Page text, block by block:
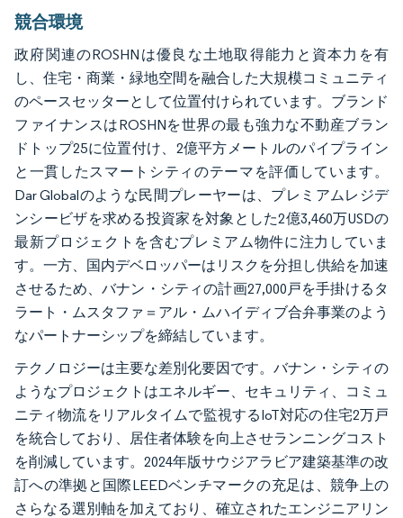
競合環境
政府関連のROSHNは優良な土地取得能力と資本力を有
し、住宅・商業・緑地空間を融合した大規模コミュニティ
のペースセッターとして位置付けられています。ブランド
ファイナンスはROSHNを世界の最も強力な不動産ブラン
ドトップ25に位置付け、2億平方メートルのパイプライン
と一貫したスマートシティのテーマを評価しています。
Dar Globalのような民間プレーヤーは、プレミアムレジデ
ンシービザを求める投資家を対象とした2億3,460万USDの
最新プロジェクトを含むプレミアム物件に注力していま
す。一方、国内デベロッパーはリスクを分担し供給を加速
させるため、バナン・シティの計画27,000戸を手掛けるタ
ラート・ムスタファ＝アル・ムハイディブ合弁事業のよう
なパートナーシップを締結しています。
テクノロジーは主要な差別化要因です。バナン・シティの
ようなプロジェクトはエネルギー、セキュリティ、コミュ
ニティ物流をリアルタイムで監視するIoT対応の住宅2万戸
を統合しており、居住者体験を向上させランニングコスト
を削減しています。2024年版サウジアラビア建築基準の改
訂への準拠と国際LEEDベンチマークの充足は、競争上の
さらなる選別軸を加えており、確立されたエンジニアリン